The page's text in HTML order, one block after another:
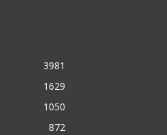
3981
1629
1050
872